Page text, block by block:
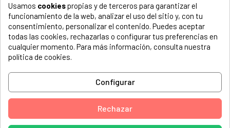
MÓDULO DE POTENCIA
PARA LAVAVAJILLAS
BOSCH 12034731
181,62 €
MÓDULO DE CONTROL
LAVAVAJILLAS CANDY
58,39 €
Mostrando 1-6 de 6 artículo(s)
Usamos cookiespropias y de terceros para garantizar el
funcionamiento de la web, analizar el uso del sitio y, con tu
consentimiento, personalizar el contenido. Puedes aceptar
todas las cookies, rechazarlas o configurar tus preferencias en
cualquier momento. Para más información, consulta nuestra
política de cookies.
Configurar
Rechazar